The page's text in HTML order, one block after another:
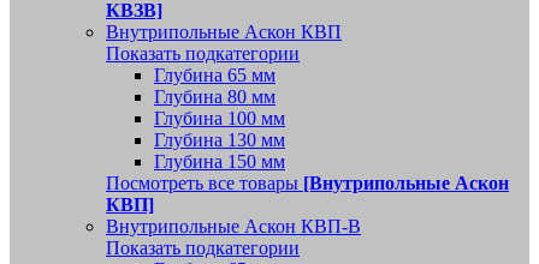
КВЗВ]
Внутрипольные Аскон КВП
Показать подкатегории
Глубина 65 мм
Глубина 80 мм
Глубина 100 мм
Глубина 130 мм
Глубина 150 мм
Посмотреть все товары [Внутрипольные Аскон
КВП]
Внутрипольные Аскон КВП-В
Показать подкатегории